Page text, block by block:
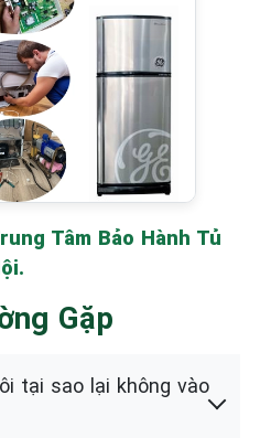
Tâm Bảo Hành Tủ
Gặp
tại sao lại không vào